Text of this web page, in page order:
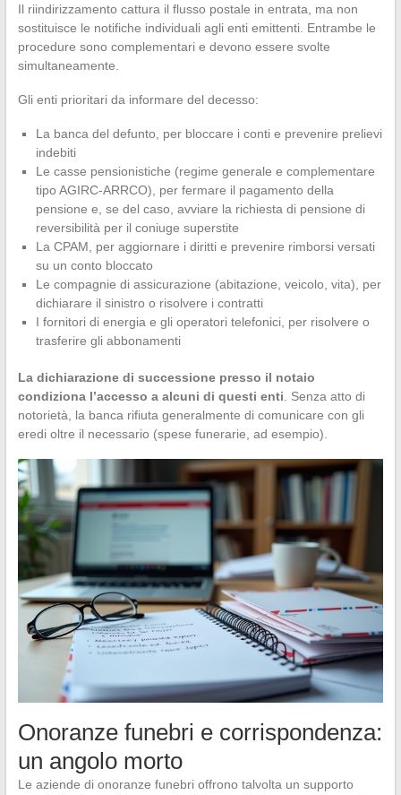
Il riindirizzamento cattura il flusso postale in entrata, ma non
sostituisce le notifiche individuali agli enti emittenti. Entrambe le
procedure sono complementari e devono essere svolte
simultaneamente.
Gli enti prioritari da informare del decesso:
La banca del defunto, per bloccare i conti e prevenire prelievi
indebiti
Le casse pensionistiche (regime generale e complementare
tipo AGIRC-ARRCO), per fermare il pagamento della
pensione e, se del caso, avviare la richiesta di pensione di
reversibilità per il coniuge superstite
La CPAM, per aggiornare i diritti e prevenire rimborsi versati
su un conto bloccato
Le compagnie di assicurazione (abitazione, veicolo, vita), per
dichiarare il sinistro o risolvere i contratti
I fornitori di energia e gli operatori telefonici, per risolvere o
trasferire gli abbonamenti
La dichiarazione di successione presso il notaio
condiziona l’accesso a alcuni di questi enti . Senza atto di
notorietà, la banca rifiuta generalmente di comunicare con gli
eredi oltre il necessario (spese funerarie, ad esempio).
Onoranze funebri e corrispondenza:
un angolo morto
Le aziende di onoranze funebri offrono talvolta un supporto